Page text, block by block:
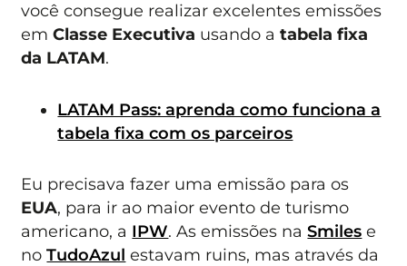
você consegue realizar excelentes emissões
emClasse Executiva usando atabela fixa
da LATAM.
LATAM Pass: aprenda como funciona a
tabela fixa com os parceiros
Eu precisava fazer uma emissão para os
EUA, para ir ao maior evento de turismo
americano, a IPW. As emissões naSmiles e
noTudoAzul estavam ruins, mas através da